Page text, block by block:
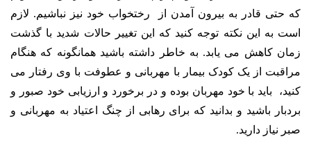
که حتی قادر به بیرون آمدن از رختخواب خود نیز نباشیم. لازم
است به این نکته توجه کنید که این تغییر حالات شدید با گذشت
زمان کاهش می یابد. به خاطر داشته باشید همانگونه که هنگام
مراقبت از یک کودک بیمار با مهربانی و عطوفت با وی رفتار می
کنید، باید با خود مهربان بوده و در برخورد و ارزیابی خود صبور و
بردبار باشید و بدانید که برای رهابی از چنگ اعتیاد به مهربانی و
صبر نیاز دارید.